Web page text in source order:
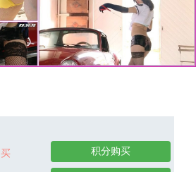
积分购买